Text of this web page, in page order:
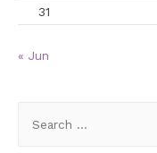
31
« Jun